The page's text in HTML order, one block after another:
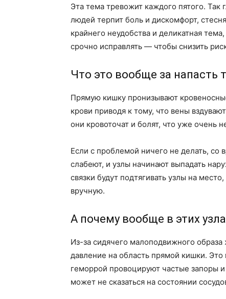
Эта тема тревожит каждого пятого. Так
людей терпит боль и дискомфорт,
крайнего неудобства и деликатная
срочно исправлять — чтобы снизить
Что это вообще за напасть
Прямую кишку пронизывают
крови приводя к тому, что вены
они кровоточат и болят, что уже очень
Если с проблемой ничего не делать, со
слабеют, и узлы начинают выпадать
связки будут подтягивать узлы на
вручную.
А почему вообще в этих
Из-за сидячего малоподвижного
давление на область прямой кишки.
геморрой провоцируют частые запоры
может не сказаться на состоянии